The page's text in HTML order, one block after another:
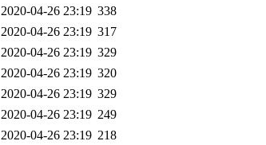
2020-04-26 23:19 338
2020-04-26 23:19 317
2020-04-26 23:19 329
2020-04-26 23:19 320
2020-04-26 23:19 329
2020-04-26 23:19 249
2020-04-26 23:19 218